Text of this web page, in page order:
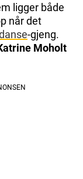
ligger både
når det
-gjeng.
Moholt